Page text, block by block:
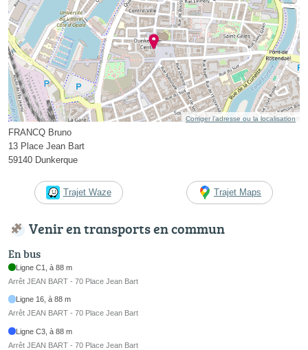
Corriger l’adresse ou la localisation
FRANCQ Bruno
13 Place Jean Bart
59140 Dunkerque
Trajet Waze Trajet Maps
Venir en transports en commun
En bus
Ligne C1, à 88 m
Arrêt JEAN BART - 70 Place Jean Bart
Ligne 16, à 88 m
Arrêt JEAN BART - 70 Place Jean Bart
Ligne C3, à 88 m
Arrêt JEAN BART - 70 Place Jean Bart